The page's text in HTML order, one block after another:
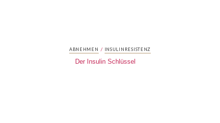
ABNEHMEN / INSULINRESISTENZ
Der Insulin Schlüssel